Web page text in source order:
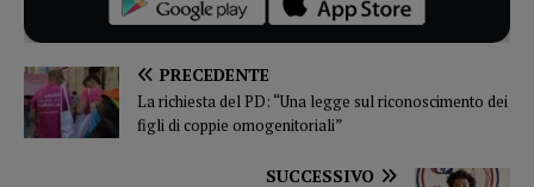
PRECEDENTE
La richiesta del PD: “Una legge sul riconoscimento dei
figli di coppie omogenitoriali”
SUCCESSIVO